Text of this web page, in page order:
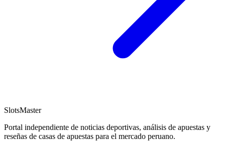
SlotsMaster
Portal independiente de noticias deportivas, análisis de apuestas y
reseñas de casas de apuestas para el mercado peruano.